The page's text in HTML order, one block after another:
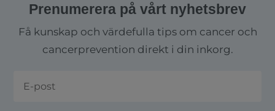
Prenumerera på vårt nyhetsbrev
Få kunskap och värdefulla tips om cancer och
cancerprevention direkt i din inkorg.